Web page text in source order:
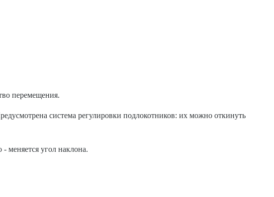
перемещения.
система регулировки подлокотников: их можно откинуть
меняется угол наклона.